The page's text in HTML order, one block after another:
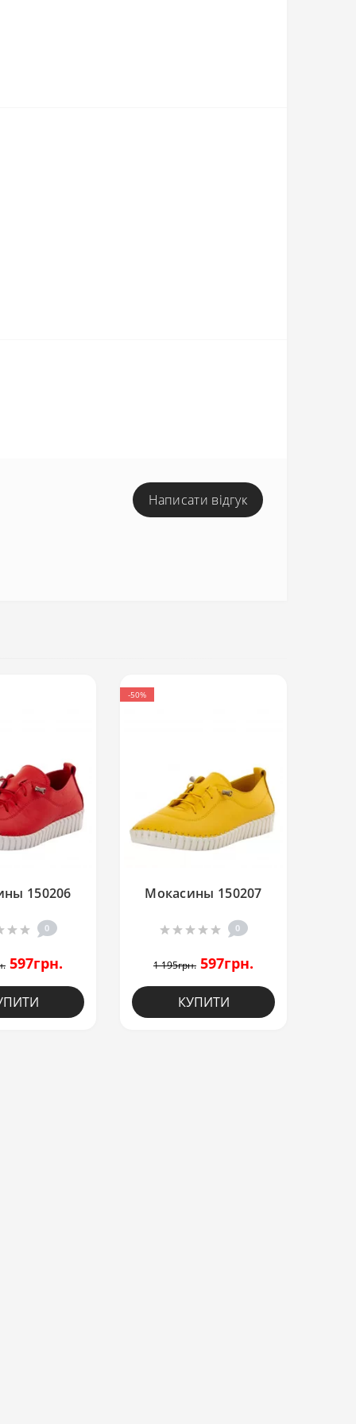
Написати відгук
150206
0
597грн.
-50%
Мокасины 150207
0
1 195грн. 597грн.
КУПИТИ